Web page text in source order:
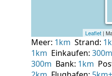
Meer: 1km Strand:
1km Einkaufen: 300m
300m Bank: 1km